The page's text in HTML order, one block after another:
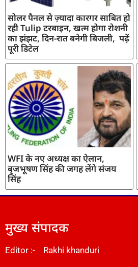
सोलर पैनल से ज़्यादा कारगर साबित हो
रही Tulip टरबाइन, खत्म होगा रोशनी
का झंझट, दिन-रात बनेगी बिजली, पढ़ें
पूरी डिटेल
WFI के नए अध्यक्ष का ऐलान,
बृजभूषण सिंह की जगह लेंगे संजय
सिंह
मुख्य संपादक
Editor :- Rakhi khanduri